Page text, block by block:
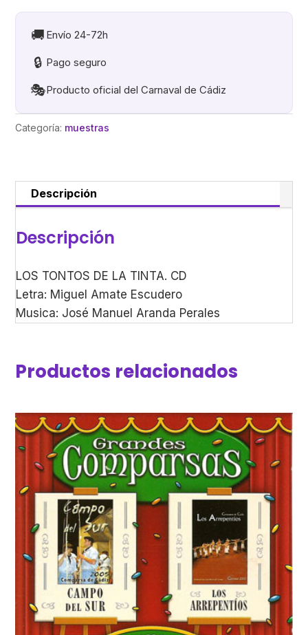
LA
TINTA
🚚 Envío 24-72h
🔒 Pago seguro
🎭Producto oficial del Carnaval de Cádiz
Categoría: muestras
Descripción
Descripción
LOS TONTOS DE LA TINTA. CD
Letra: Miguel Amate Escudero
Musica: José Manuel Aranda Perales
Productos relacionados